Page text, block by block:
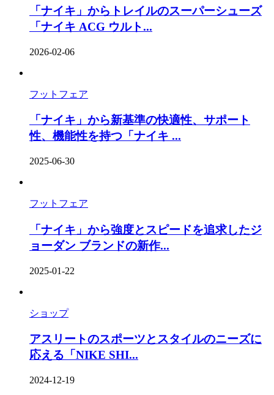
「ナイキ」からトレイルのスーパーシューズ
「ナイキ ACG ウルト...
2026-02-06
フットフェア
「ナイキ」から新基準の快適性、サポート
性、機能性を持つ「ナイキ ...
2025-06-30
フットフェア
「ナイキ」から強度とスピードを追求したジ
ョーダン ブランドの新作...
2025-01-22
ショップ
アスリートのスポーツとスタイルのニーズに
応える「NIKE SHI...
2024-12-19